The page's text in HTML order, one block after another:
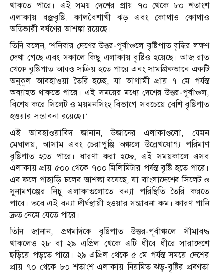
থাকতে পারে। এই সময় দেশের প্রায় ৭০ থেকে ৮০ শতাংশ
এলাকায় বজ্রবৃষ্টি, কালবৈশাখী ঝড় এবং কোথাও কোথাও
অতিভারী বর্ষণের আশঙ্কা রয়েছে।
তিনি বলেন, ‘শনিবার দেশের উত্তর-পূর্বাঞ্চলে বৃষ্টিপাত বৃদ্ধির লক্ষণ
দেখা গেছে এবং সকালে কিছু এলাকায় বৃষ্টিও হয়েছে। আজ রাত
থেকে বৃষ্টিপাত আরও সক্রিয় হতে পারে এবং সামগ্রিকভাবে একটি
অনুকূল আবহাওয়া তৈরি হচ্ছে, যা আগামী প্রায় ৭ মে পর্যন্ত
অব্যাহত থাকতে পারে। এই সময়ের মধ্যে দেশের উত্তর-পূর্বাঞ্চল,
বিশেষ করে সিলেট ও ময়মনসিংহ বিভাগে সবচেয়ে বেশি বৃষ্টিপাত
হওয়ার সম্ভাবনা রয়েছে।’
এই আবহাওয়াবিদ জানান, উজানের এলাকাগুলো, যেমন
মেঘালয়, আসাম এবং চেরাপুঞ্জি অঞ্চলে উল্লেখযোগ্য পরিমাণ
বৃষ্টিপাত হতে পারে। ধারণা করা হচ্ছে, এই সময়কালে এসব
এলাকায় প্রায় ৫০০ থেকে ৭০০ মিলিমিটার পর্যন্ত বৃষ্টি হতে পারে।
এর ফলে পাহাড়ি ঢলের আশঙ্কা রয়েছে, যা বাংলাদেশের সিলেট ও
সুনামগঞ্জের নিচু এলাকাগুলোতে বন্যা পরিস্থিতি তৈরি করতে
পারে। তবে এই বন্যা দীর্ঘস্থায়ী হওয়ার সম্ভাবনা কম। কারণ পানি
দ্রুত নেমে যেতে পারে।
তিনি জানান, প্রথমদিকে বৃষ্টিপাত উত্তর-পূর্বাঞ্চলে সীমাবদ্ধ
থাকলেও ২৮ বা ২৯ এপ্রিল থেকে এটি ধীরে ধীরে সারাদেশে
ছড়িয়ে পড়তে পারে। ২৯ এপ্রিল থেকে ৫ মে পর্যন্ত সময়ে দেশের
প্রায় ৭০ থেকে ৮০ শতাংশ এলাকায় নিয়মিত ঝড়-বৃষ্টির প্রবণতা